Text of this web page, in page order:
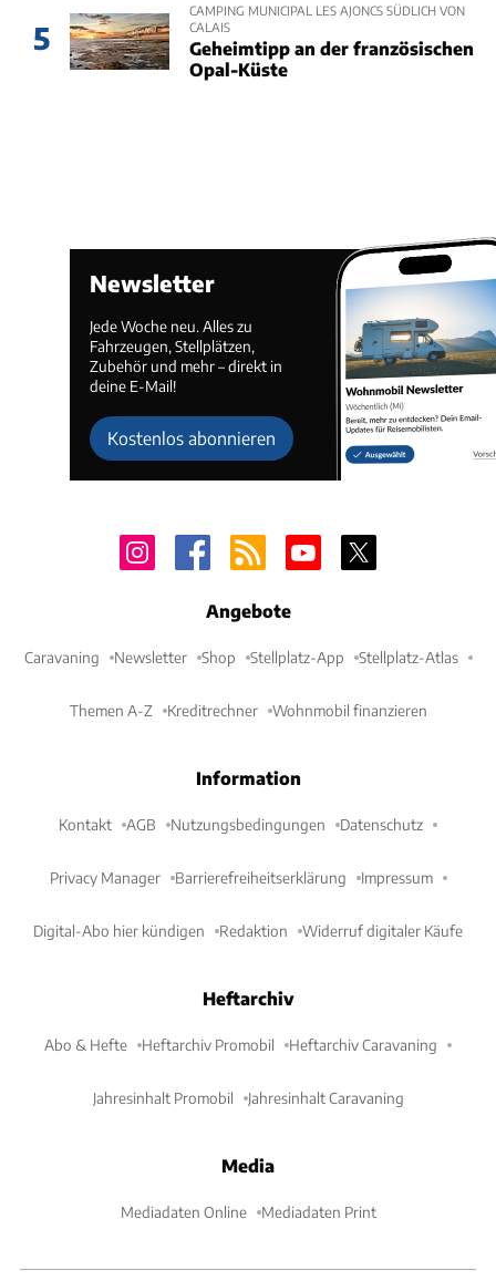
5
CAMPING MUNICIPAL LES AJONCS SÜDLICH VON
CALAIS
Geheimtipp an der französischen
Opal-Küste
Newsletter
Jede Woche neu. Alles zu
Fahrzeugen, Stellplätzen,
Zubehör und mehr – direkt in
deine E-Mail!
Kostenlos abonnieren
Angebote
Caravaning Newsletter Shop Stellplatz-App Stellplatz-Atlas
Themen A-Z Kreditrechner Wohnmobil finanzieren
Information
Kontakt AGB Nutzungsbedingungen Datenschutz
Privacy Manager Barrierefreiheitserklärung Impressum
Digital-Abo hier kündigen Redaktion Widerruf digitaler Käufe
Heftarchiv
Abo & Hefte Heftarchiv Promobil Heftarchiv Caravaning
Jahresinhalt Promobil Jahresinhalt Caravaning
Media
Mediadaten Online Mediadaten Print